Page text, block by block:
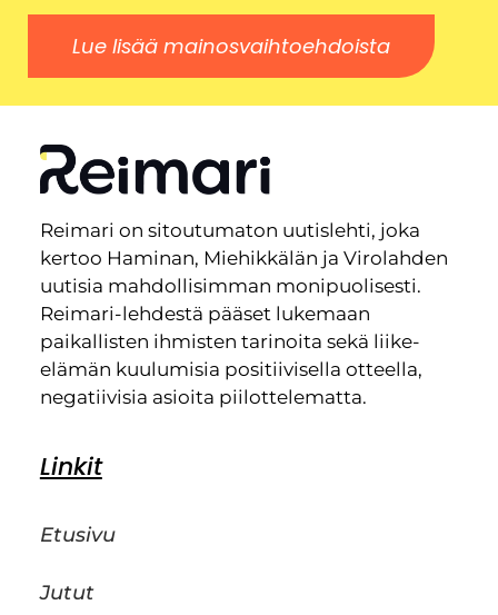
Lue lisää mainosvaihtoehdoista
Reimari on sitoutumaton uutislehti, joka
kertoo Haminan, Miehikkälän ja Virolahden
uutisia mahdollisimman monipuolisesti.
Reimari-lehdestä pääset lukemaan
paikallisten ihmisten tarinoita sekä liike-
elämän kuulumisia positiivisella otteella,
negatiivisia asioita piilottelematta.
Linkit
Etusivu
Jutut